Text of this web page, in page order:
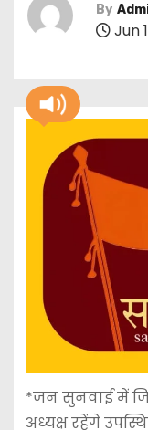
By
Jun
*जन सुनवाई में
अध्यक्ष रहेंगे